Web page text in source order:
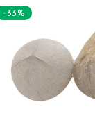
-33%